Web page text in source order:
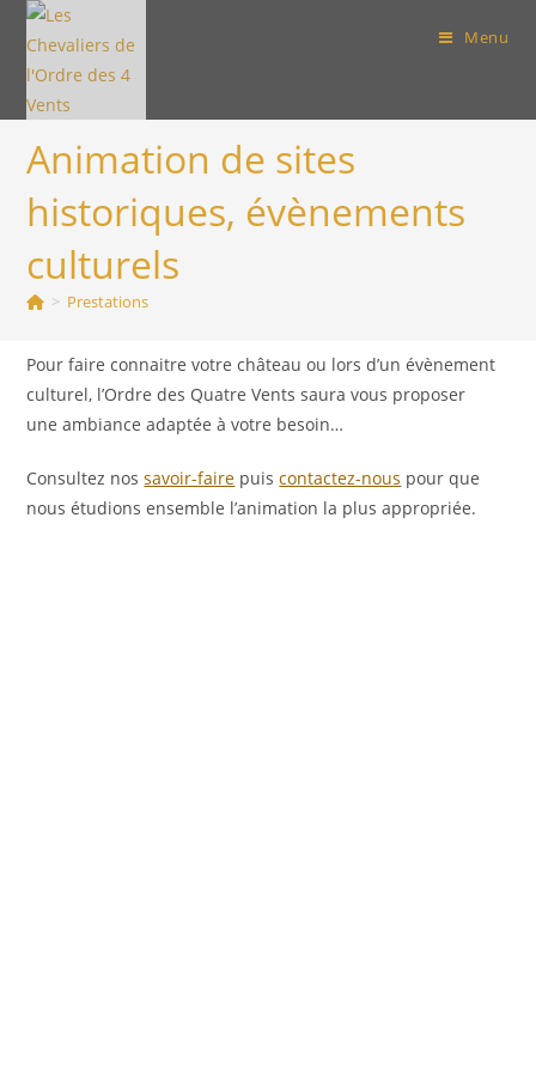
Skip
content
Menu
Animation de sites
historiques, évènements
culturels
> Prestations
Pour faire connaitre votre château ou lors d’un évènement
culturel, l’Ordre des Quatre Vents saura vous proposer
une ambiance adaptée à votre besoin…
Consultez nossavoir-faire puiscontactez-nous pour que
nous étudions ensemble l’animation la plus appropriée.